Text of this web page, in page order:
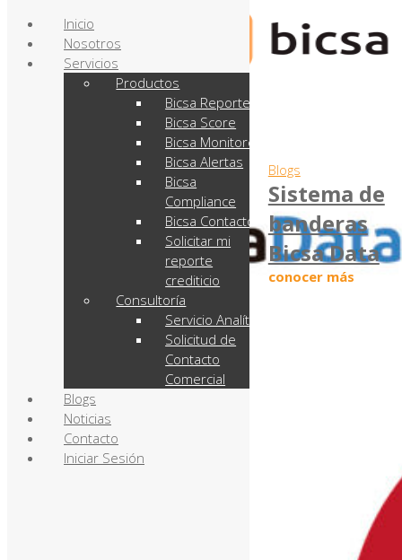
Blogs
Sistema de
banderas
Bicsa Data
conocer más
Inicio
Nosotros
Servicios
Productos
Bicsa Reporte
Bicsa Score
Bicsa Monitoreo
Bicsa Alertas
Bicsa
Compliance
Bicsa Contactos
Solicitar mi
reporte
crediticio
Consultoría
Servicio Analítico
Solicitud de
Contacto
Comercial
Blogs
Noticias
Contacto
Iniciar Sesión